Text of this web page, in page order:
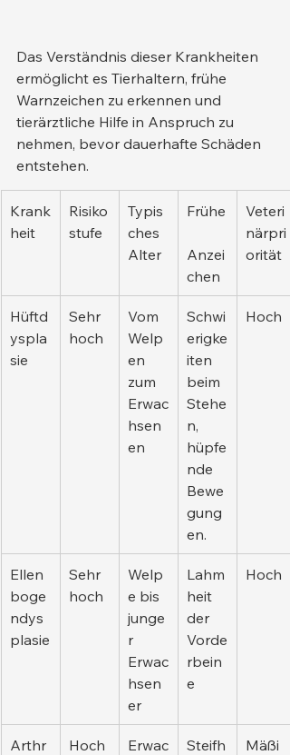
Das Verständnis dieser Krankheiten
ermöglicht es Tierhaltern, frühe
Warnzeichen zu erkennen und
tierärztliche Hilfe in Anspruch zu
nehmen, bevor dauerhafte Schäden
entstehen.
Krank
heit
Risiko
stufe
Typis
ches
Alter
Frühe
Anzei
chen
Veteri
närpri
orität
Hüftd
yspla
sie
Sehr
hoch
Vom
Welp
en
zum
Erwac
hsen
en
Schwi
erigke
iten
beim
Stehe
n,
hüpfe
nde
Bewe
gung
en.
Hoch
Ellen
boge
ndys
plasie
Sehr
hoch
Welp
e bis
junge
r
Erwac
hsen
er
Lahm
heit
der
Vorde
rbein
e
Hoch
Arthr
Hoch
Erwac
Steifh
Mäßi